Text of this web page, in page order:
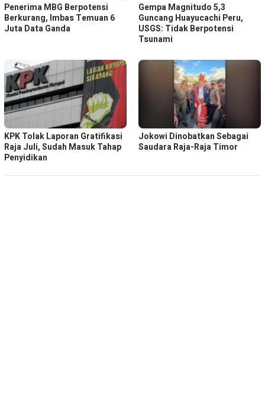
Penerima MBG Berpotensi
Berkurang, Imbas Temuan 6
Juta Data Ganda
Gempa Magnitudo 5,3
Guncang Huayucachi Peru,
USGS: Tidak Berpotensi
Tsunami
KPK Tolak Laporan Gratifikasi
Raja Juli, Sudah Masuk Tahap
Penyidikan
Jokowi Dinobatkan Sebagai
Saudara Raja-Raja Timor